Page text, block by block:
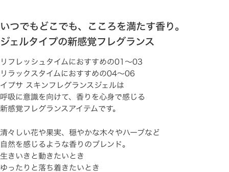
いつでもどこでも、こころを満たす香り。
ジェルタイプの新感覚フレグランス
リフレッシュタイムにおすすめの01～03
リラックスタイムにおすすめの04～06
イプサ スキンフレグランスジェルは
呼吸に意識を向けて、香りを心身で感じる
新感覚フレグランスアイテムです。
清々しい花や果実、穏やかな木々やハーブなど
自然を感じるような香りのブレンド。
生きいきと動きたいとき
ゆったりと落ち着きたいとき